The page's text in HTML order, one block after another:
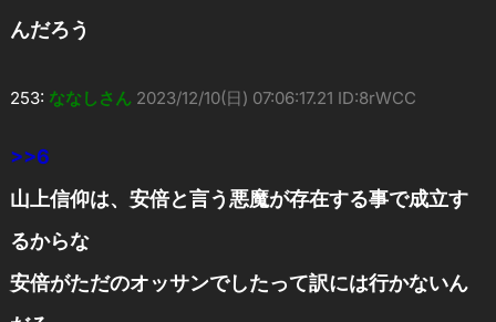
んだろう
253: ななしさん 2023/12/10(日) 07:06:17.21 ID:8rWCC
>>6
山上信仰は、安倍と言う悪魔が存在する事で成立す
るからな
安倍がただのオッサンでしたって訳には行かないん